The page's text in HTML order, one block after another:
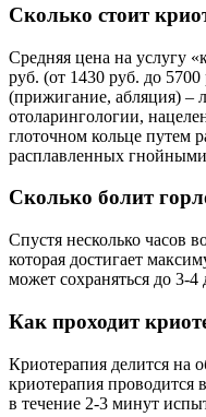
Сколько стоит
Средняя цена на услугу
руб. (от 1430 руб. до
(прижигание, абляция) –
отоларингологии,
глоточном кольце путем
расплавленных
Сколько болит
Спустя несколько часов
которая достигает
может сохраняться до 3-4
Как проходит
Криотерапия делится
криотерапия проводится
в течение 2-3 минут